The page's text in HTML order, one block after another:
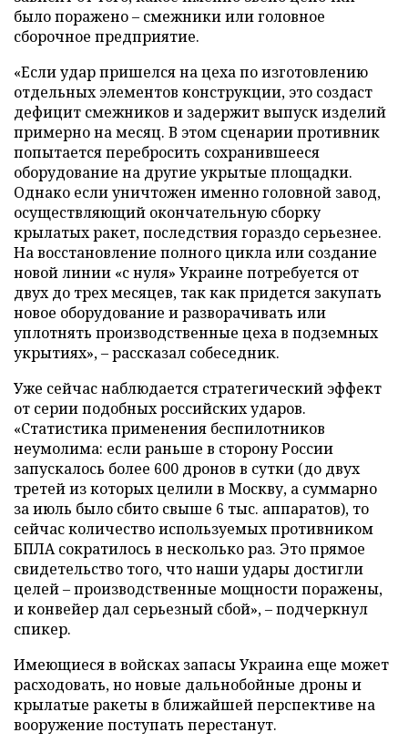
было поражено – смежники или головное
сборочное предприятие.
«Если удар пришелся на цеха по изготовлению
отдельных элементов конструкции, это создаст
дефицит смежников и задержит выпуск изделий
примерно на месяц. В этом сценарии противник
попытается перебросить сохранившееся
оборудование на другие укрытые площадки.
Однако если уничтожен именно головной завод,
осуществляющий окончательную сборку
крылатых ракет, последствия гораздо серьезнее.
На восстановление полного цикла или создание
новой линии «с нуля» Украине потребуется от
двух до трех месяцев, так как придется закупать
новое оборудование и разворачивать или
уплотнять производственные цеха в подземных
укрытиях», – рассказал собеседник.
Уже сейчас наблюдается стратегический эффект
от серии подобных российских ударов.
«Статистика применения беспилотников
неумолима: если раньше в сторону России
запускалось более 600 дронов в сутки (до двух
третей из которых целили в Москву, а суммарно
за июль было сбито свыше 6 тыс. аппаратов), то
сейчас количество используемых противником
БПЛА сократилось в несколько раз. Это прямое
свидетельство того, что наши удары достигли
целей – производственные мощности поражены,
и конвейер дал серьезный сбой», – подчеркнул
спикер.
Имеющиеся в войсках запасы Украина еще может
расходовать, но новые дальнобойные дроны и
крылатые ракеты в ближайшей перспективе на
вооружение поступать перестанут.